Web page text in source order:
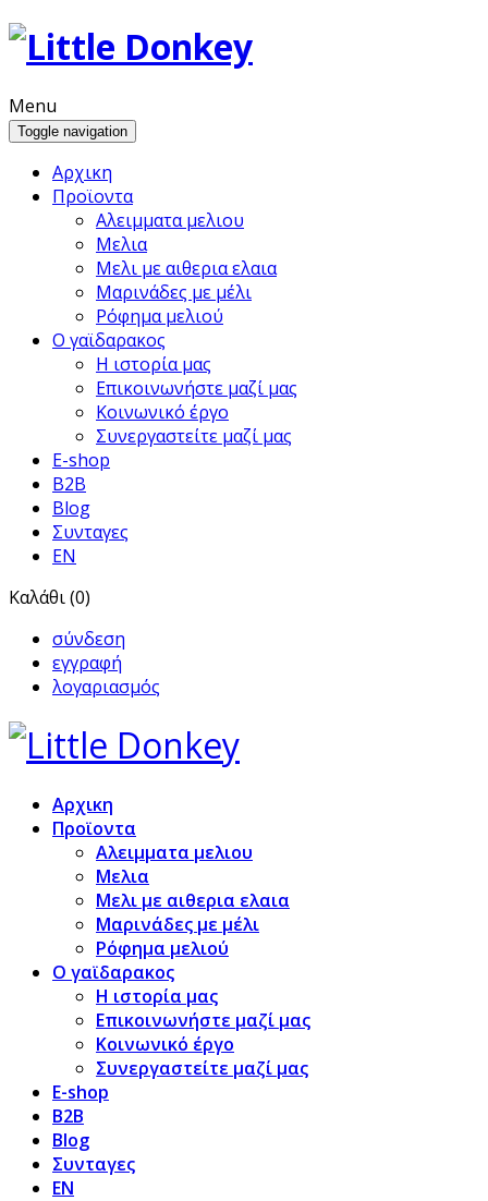
Menu
Toggle navigation
Αρχικη
Προϊoντα
Αλειμματα μελιου
Μελια
Μελι με αιθερια ελαια
Μαρινάδες με μέλι
Ρόφημα μελιού
Ο γαϊδαρακος
Η ιστορία μας
Επικοινωνήστε μαζί μας
Κοινωνικό έργο
Συνεργαστείτε μαζί μας
E-shop
B2B
Blog
Συνταγες
EN
Καλάθι (0)
σύνδεση
εγγραφή
λογαριασμός
Αρχικη
Προϊoντα
Αλειμματα μελιου
Μελια
Μελι με αιθερια ελαια
Μαρινάδες με μέλι
Ρόφημα μελιού
Ο γαϊδαρακος
Η ιστορία μας
Επικοινωνήστε μαζί μας
Κοινωνικό έργο
Συνεργαστείτε μαζί μας
E-shop
B2B
Blog
Συνταγες
EN